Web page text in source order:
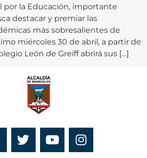
por la Educación, importante
destacar y premiar las
más sobresalientes de
miércoles 30 de abril, a partir de
León de Greiff abrirá sus […]